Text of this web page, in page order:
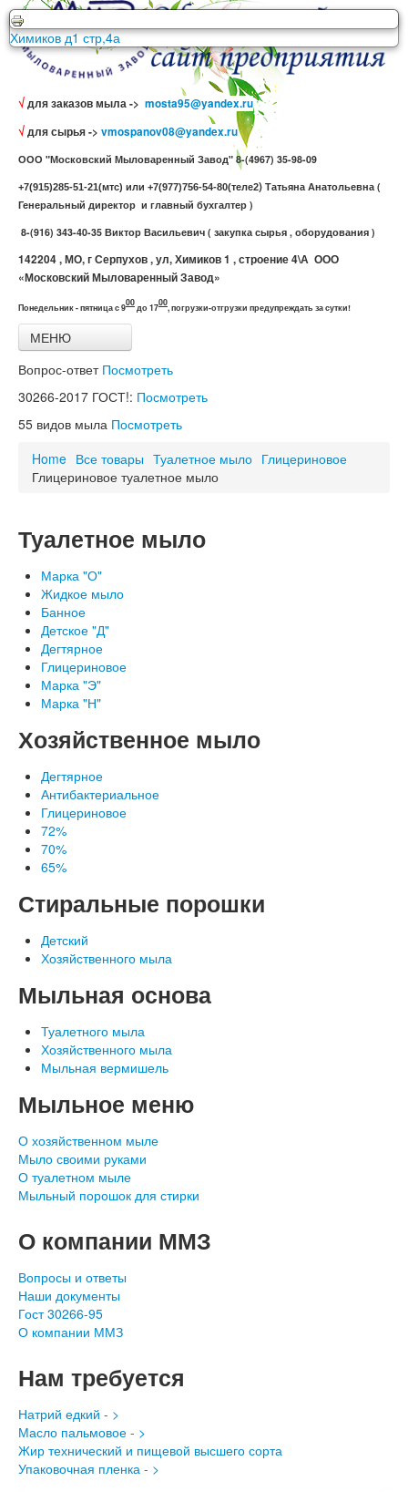
√для заказов мыла -> mosta95@yandex.ru
√для сырья -> vmospanov08@yandex.ru
ООО "Московский Мыловаренный Завод" 8-(4967) 35-98-09
+7(915)285-51-21(мтс) или +7(977)756-54-80(теле2) Татьяна Анатольевна (
Генеральный директор и главный бухгалтер )
8-(916) 343-40-35 Виктор Васильевич ( закупка сырья , оборудования )
142204 , МО, г Серпухов , ул, Химиков 1 , строение 4\А ООО
«Московский Мыловаренный Завод»
Понедельник - пятница с 9
00
до 17
00
,погрузки-отгрузки предупреждать за сутки!
МЕНЮ
Все товары
Связь с нами
ОСТОРОЖНО, НЕ НАШ ТОВАР!
Благодарности
Вопрос-ответ Посмотреть
30266-2017 ГОСТ!: Посмотреть
55 видов мыла Посмотреть
Home Все товары Туалетное мыло Глицериновое
Глицериновое туалетное мыло
Туалетное мыло
Марка "О"
Жидкое мыло
Банное
Детское "Д"
Дегтярное
Глицериновое
Марка "Э"
Марка "Н"
Хозяйственное мыло
Дегтярное
Антибактериальное
Глицериновое
72%
70%
65%
Стиральные порошки
Детский
Хозяйственного мыла
Мыльная основа
Туалетного мыла
Хозяйственного мыла
Мыльная вермишель
Мыльное меню
О хозяйственном мыле
Мыло своими руками
О туалетном мыле
Мыльный порошок для стирки
О компании ММЗ
Вопросы и ответы
Наши документы
Гост 30266-95
О компании ММЗ
Нам требуется
Натрий едкий - >
Масло пальмовое - >
Жир технический и пищевой высшего сорта
Упаковочная пленка - >
ООО Московский Мыловаренный Завод г. Серпухов ул.
Химиков д1 стр,4а